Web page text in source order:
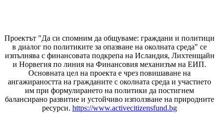
Проектът "Да си спомним да общуваме: граждани и политици
в диалог по политиките за опазване на околната среда" се
изпълнява с финансовата подкрепа на Исландия, Лихтенщайн
и Норвегия по линия на Финансовия механизъм на ЕИП.
Основната цел на проекта е чрез повишаване на
ангажираността на гражданите с околната среда и участието
им при формулирането на политики да постигнем
балансирано развитие и устойчиво използване на природните
ресурси. https://www.activecitizensfund.bg